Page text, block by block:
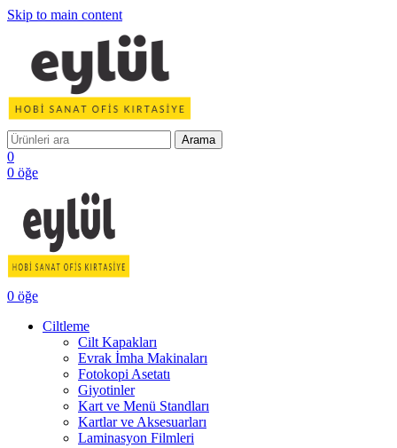
Skip to main content
Arama
0
0 öğe
0 öğe
Ciltleme
Cilt Kapakları
Evrak İmha Makinaları
Fotokopi Asetatı
Giyotinler
Kart ve Menü Standları
Kartlar ve Aksesuarları
Laminasyon Filmleri